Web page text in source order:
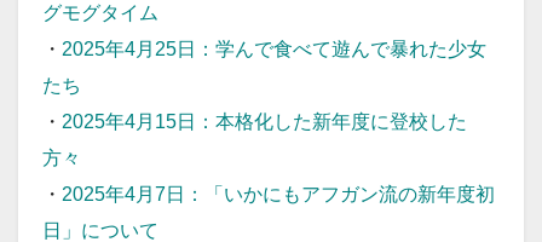
グモグタイム
・ 2025年4月25日：学んで食べて遊んで暴れた少女
たち
・ 2025年4月15日：本格化した新年度に登校した
方々
・ 2025年4月7日：「いかにもアフガン流の新年度初
日」について